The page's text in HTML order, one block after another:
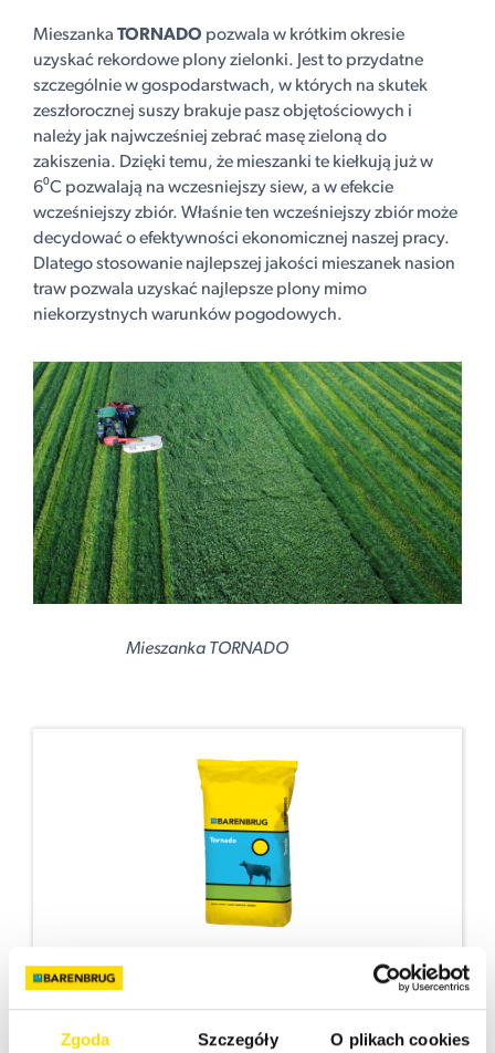
Zgoda Szczegóły O plikach cookies
Mieszanka TORNADO pozwala w krótkim okresie
uzyskać rekordowe plony zielonki. Jest to przydatne
szczególnie w gospodarstwach, w których na skutek
zeszłorocznej suszy brakuje pasz objętościowych i
należy jak najwcześniej zebrać masę zieloną do
zakiszenia. Dzięki temu, że mieszanki te kiełkują już w
6⁰C pozwalają na wczesniejszy siew, a w efekcie
wcześniejszy zbiór. Właśnie ten wcześniejszy zbiór może
decydować o efektywności ekonomicznej naszej pracy.
Dlatego stosowanie najlepszej jakości mieszanek nasion
traw pozwala uzyskać najlepsze plony mimo
niekorzystnych warunków pogodowych.
Mieszanka TORNADO
Tornado 15 kg